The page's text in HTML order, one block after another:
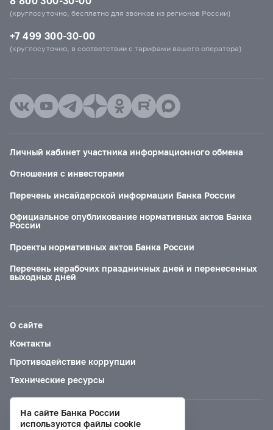
(круглосуточно, бесплатно для звонков из регионов России)
+7 499 300-30-00
(круглосуточно, в соответствии с тарифами вашего оператора)
Личный кабинет участника информационного обмена
Отношения с инвесторами
Перечень инсайдерской информации Банка России
Официальное опубликование нормативных актов Банка
России
Проекты нормативных актов Банка России
Перечень нерабочих праздничных дней и перенесенных
выходных дней
О сайте
Контакты
Противодействие коррупции
Технические ресурсы
Версия для слабовидящих
На сайте Банка России
используются файлы cookie